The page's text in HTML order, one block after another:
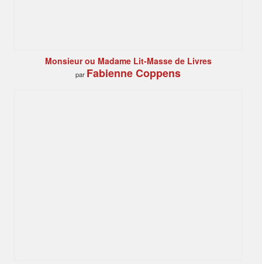
Monsieur ou Madame Lit-Masse de Livres
par Fabienne Coppens